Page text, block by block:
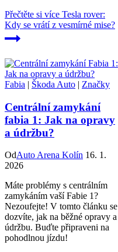
Přečtěte si více Tesla rover:
Kdy se vrátí z vesmírné mise?
Fabia | Škoda Auto | Značky
Centrální zamykání
fabia 1: Jak na opravy
a údržbu?
OdAuto Arena Kolín 16. 1.
2026
Máte problémy s centrálním
zamykáním vaší Fabie 1?
Nezoufejte! V tomto článku se
dozvíte, jak na běžné opravy a
údržbu. Buďte připraveni na
pohodlnou jízdu!